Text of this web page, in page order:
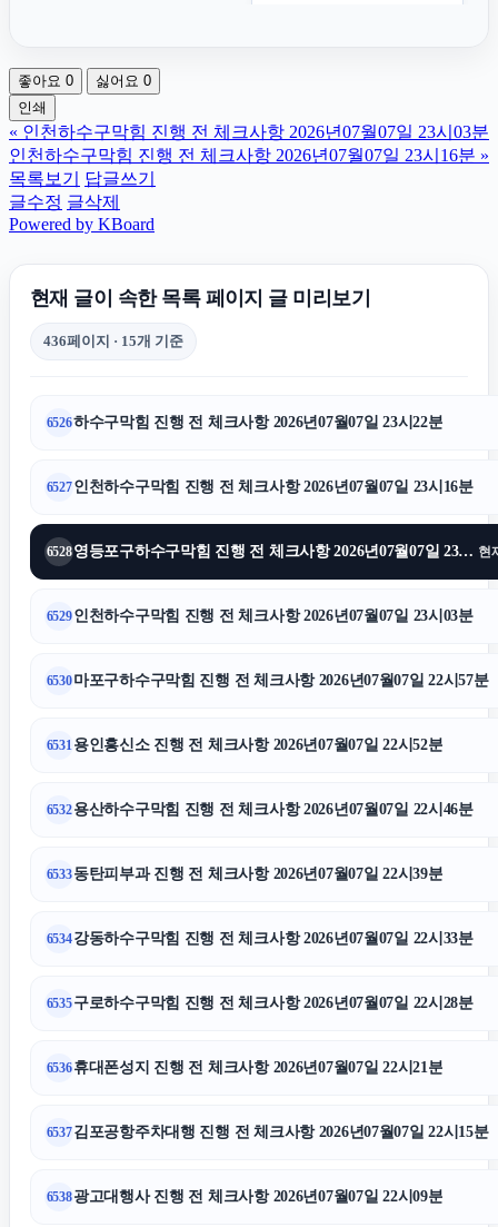
강남성범죄변호사
폰테크
하수구막힘
의정부마약전문변호사
용인변호사
좋아요 0 싫어요 0
인쇄
« 인천하수구막힘 진행 전 체크사항 2026년07월07일 23시03분
인천하수구막힘 진행 전 체크사항 2026년07월07일 23시16분 »
목록보기
답글쓰기
글수정 글삭제
Powered by KBoard
현재 글이 속한 목록 페이지 글 미리보기
436페이지 · 15개 기준
6526하수구막힘 진행 전 체크사항 2026년07월07일 23시22분
6527인천하수구막힘 진행 전 체크사항 2026년07월07일 23시16분
6528 영등포구하수구막힘 진행 전 체크사항 2026년07월07일 23시10분 현
6529인천하수구막힘 진행 전 체크사항 2026년07월07일 23시03분
6530마포구하수구막힘 진행 전 체크사항 2026년07월07일 22시57분
6531 용인흥신소 진행 전 체크사항 2026년07월07일 22시52분
6532용산하수구막힘 진행 전 체크사항 2026년07월07일 22시46분
6533동탄피부과 진행 전 체크사항 2026년07월07일 22시39분
6534강동하수구막힘 진행 전 체크사항 2026년07월07일 22시33분
6535구로하수구막힘 진행 전 체크사항 2026년07월07일 22시28분
6536휴대폰성지 진행 전 체크사항 2026년07월07일 22시21분
6537김포공항주차대행 진행 전 체크사항 2026년07월07일 22시15분
6538광고대행사 진행 전 체크사항 2026년07월07일 22시09분